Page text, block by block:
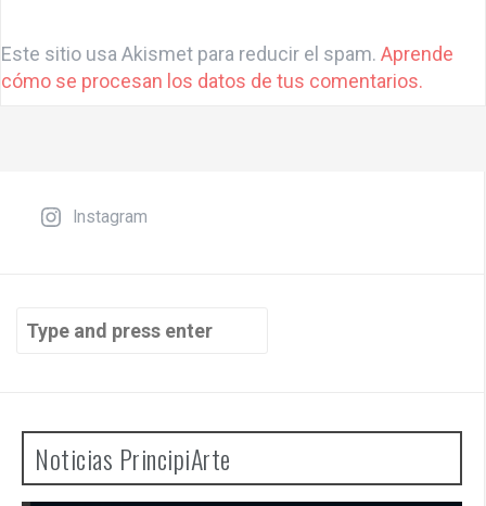
l
t
:
Este sitio usa Akismet para reducir el spam. Aprende
cómo se procesan los datos de tus comentarios.
Instagram
Search
for:
Noticias PrincipiArte